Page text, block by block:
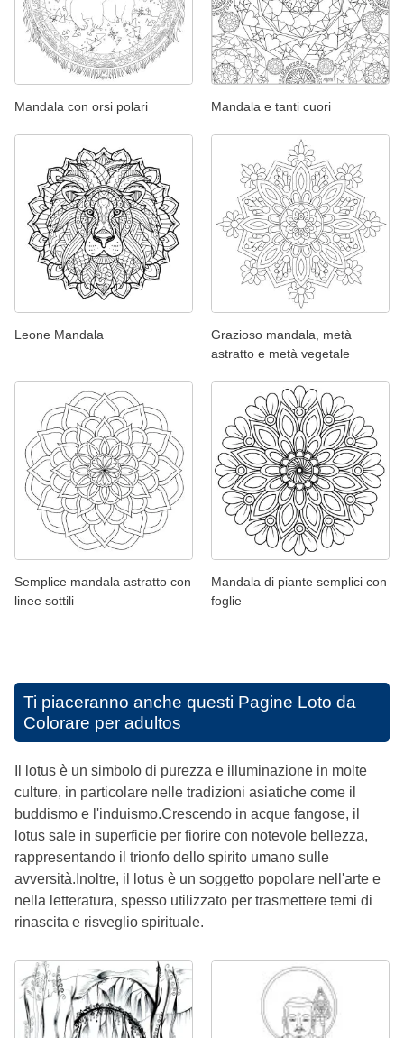
Mandala con orsi polari Mandala e tanti cuori
Leone Mandala
Grazioso mandala, metà
astratto e metà vegetale
Semplice mandala astratto con
linee sottili
Mandala di piante semplici con
foglie
Ti piaceranno anche questi Pagine Loto da
Colorare per adultos
Il lotus è un simbolo di purezza e illuminazione in molte
culture, in particolare nelle tradizioni asiatiche come il
buddismo e l'induismo.Crescendo in acque fangose, il
lotus sale in superficie per fiorire con notevole bellezza,
rappresentando il trionfo dello spirito umano sulle
avversità.Inoltre, il lotus è un soggetto popolare nell'arte e
nella letteratura, spesso utilizzato per trasmettere temi di
rinascita e risveglio spirituale.